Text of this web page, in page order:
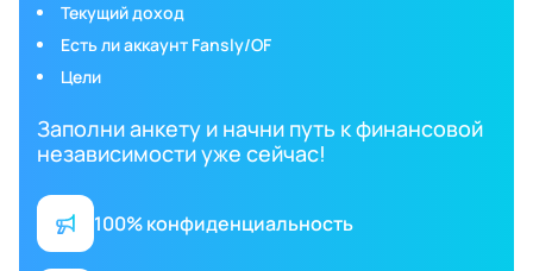
Текущий доход
Есть ли аккаунт Fansly/OF
Цели
Заполни анкету и начни путь к финансовой
независимости уже сейчас!
100% конфиденциальность